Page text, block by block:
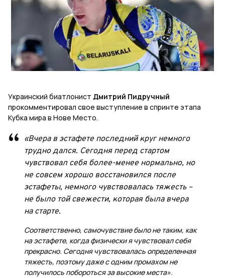
Украинский биатлонист Дмитрий Пидручный
прокомментировал свое выступление в спринте этапа
Кубка мира в Нове Место.
«Вчера в эстафете последний круг немного
трудно дался. Сегодня перед стартом
чувствовал себя более-менее нормально, но
не совсем хорошо восстановился после
эстафеты, немного чувствовалась тяжесть –
не было той свежести, которая была вчера
на старте.
Соответственно, самочувствие было не таким, как
на эстафете, когда физически я чувствовал себя
прекрасно. Сегодня чувствовалась определенная
тяжесть, поэтому даже с одним промахом не
получилось побороться за высокие места».